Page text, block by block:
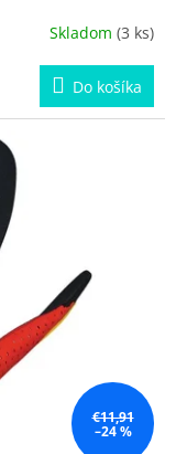
Skladom (3 ks)
Do košíka
€11,91
–24 %